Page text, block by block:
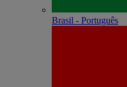
Brasil - Português